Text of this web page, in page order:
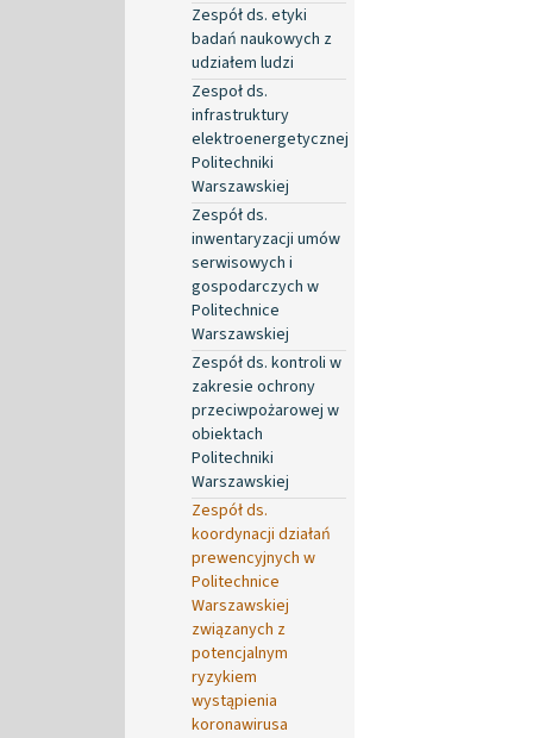
Zespół ds. etyki
badań naukowych z
udziałem ludzi
Zespoł ds.
infrastruktury
elektroenergetycznej
Politechniki
Warszawskiej
Zespół ds.
inwentaryzacji umów
serwisowych i
gospodarczych w
Politechnice
Warszawskiej
Zespół ds. kontroli w
zakresie ochrony
przeciwpożarowej w
obiektach
Politechniki
Warszawskiej
Zespół ds.
koordynacji działań
prewencyjnych w
Politechnice
Warszawskiej
związanych z
potencjalnym
ryzykiem
wystąpienia
koronawirusa